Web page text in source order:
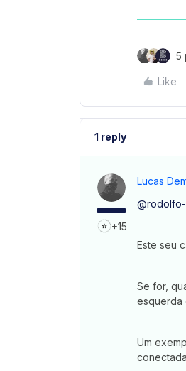
5
Like
1 reply
+15
Lucas
Este seu
Se for,
esquerda
Um